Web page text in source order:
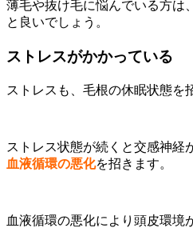
薄毛や抜け毛に悩んでいる方は
と良いでしょう。
ストレスがかかっている
ストレスも、毛根の休眠状態を
ストレス状態が続くと交感神経
血液循環の悪化を招きます。
血液循環の悪化により頭皮環境